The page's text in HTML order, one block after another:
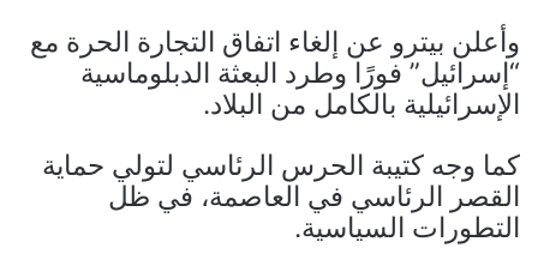
وأعلن بيترو عن إلغاء اتفاق التجارة الحرة مع
“إسرائيل” فورًا وطرد البعثة الدبلوماسية
الإسرائيلية بالكامل من البلاد.
كما وجه كتيبة الحرس الرئاسي لتولي حماية
القصر الرئاسي في العاصمة، في ظل
التطورات السياسية.